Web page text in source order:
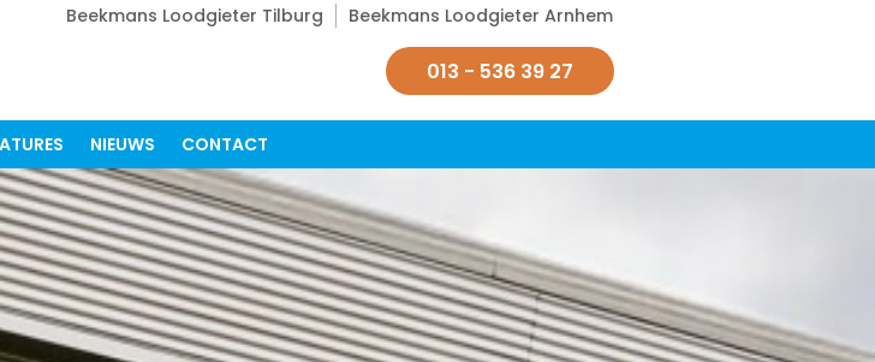
Beekmans Loodgieter Tilburg Beekmans Loodgieter Arnhem
013 - 536 39 27
NIEUWS CONTACT